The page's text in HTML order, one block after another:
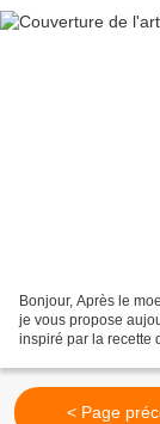
Bonjour, Après le
je vous propose
inspiré par la recette
< Page